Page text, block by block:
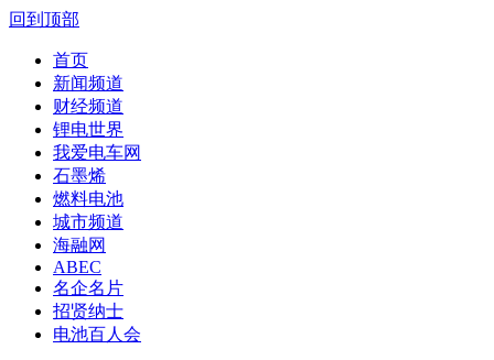
回到顶部
首页
新闻频道
财经频道
锂电世界
我爱电车网
石墨烯
燃料电池
城市频道
海融网
ABEC
名企名片
招贤纳士
电池百人会